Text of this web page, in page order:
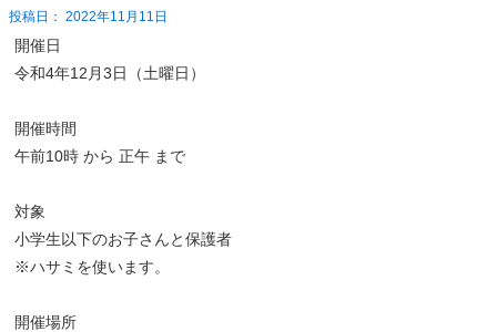
2022年11月11日
開催日
令和4年12月3日（土曜日）
開催時間
午前10時 から 正午 まで
対象
小学生以下のお子さんと保護者
※ハサミを使います。
開催場所